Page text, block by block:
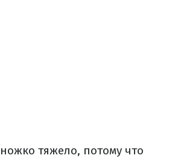
тяжело, потому что